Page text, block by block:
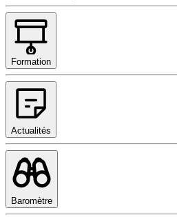
Formation
Actualités
Baromètre